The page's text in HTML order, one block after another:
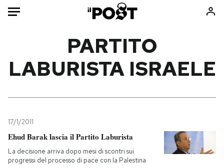
HOME
Mondo
Tecnologia
Internet
Scienza
Libri
Ok Boomer!
Media
PARTITO
LABURISTA ISRAELE
17/1/2011
Ehud Barak lascia il Partito Laburista
La decisione arriva dopo mesi di scontri sui
progressi del processo di pace con la Palestina